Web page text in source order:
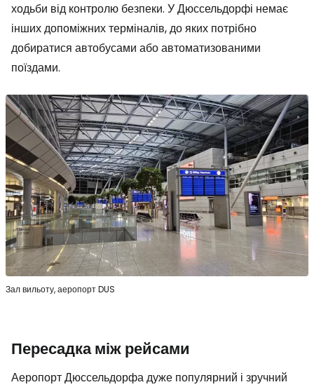
ходьби від контролю безпеки. У Дюссельдорфі немає
інших допоміжних терміналів, до яких потрібно
добиратися автобусами або автоматизованими
поїздами.
Зал вильоту, аеропорт DUS
Пересадка між рейсами
Аеропорт Дюссельдорфа дуже популярний і зручний